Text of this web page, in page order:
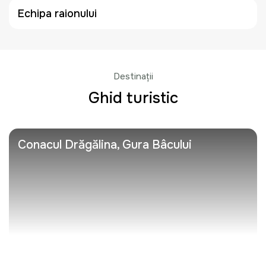
Echipa raionului
Destinații
Ghid turistic
Conacul Drăgălina, Gura Bâcului